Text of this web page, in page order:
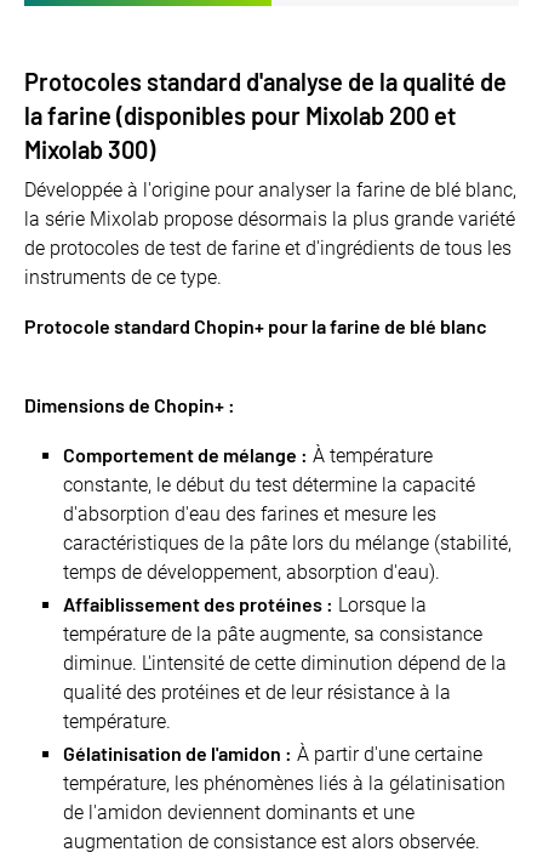
Protocoles standard d'analyse de la qualité de
la farine (disponibles pour Mixolab 200 et
Mixolab 300)
Développée à l'origine pour analyser la farine de blé blanc,
la série Mixolab propose désormais la plus grande variété
de protocoles de test de farine et d'ingrédients de tous les
instruments de ce type.
Protocole standard Chopin+ pour la farine de blé blanc
Dimensions de Chopin+ :
Comportement de mélange : À température
constante, le début du test détermine la capacité
d'absorption d'eau des farines et mesure les
caractéristiques de la pâte lors du mélange (stabilité,
temps de développement, absorption d'eau).
Affaiblissement des protéines : Lorsque la
température de la pâte augmente, sa consistance
diminue. L'intensité de cette diminution dépend de la
qualité des protéines et de leur résistance à la
température.
Gélatinisation de l'amidon : À partir d'une certaine
température, les phénomènes liés à la gélatinisation
de l'amidon deviennent dominants et une
augmentation de consistance est alors observée.